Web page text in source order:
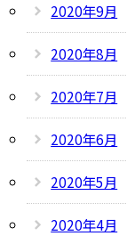
2020年9月
2020年8月
2020年7月
2020年6月
2020年5月
2020年4月